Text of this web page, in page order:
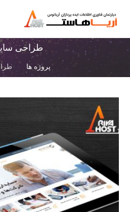
طراحی
پروژه ها